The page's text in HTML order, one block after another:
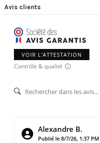
Avis clients
VOIR L'ATTESTATION
Contrôle & qualité
Alexandre B.
Publié le 8/7/26, 1:37 PM